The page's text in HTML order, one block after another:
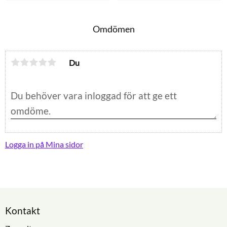
Omdömen
Du
Logga in på Mina sidor
Kontakt